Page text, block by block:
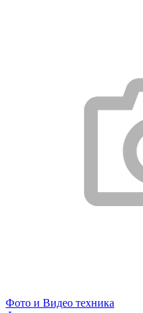
Фото и Видео техника